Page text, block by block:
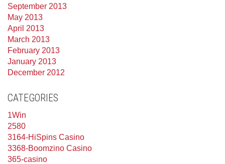
September 2013
May 2013
April 2013
March 2013
February 2013
January 2013
December 2012
CATEGORIES
1Win
2580
3164-HiSpins Casino
3368-Boomzino Casino
365-casino